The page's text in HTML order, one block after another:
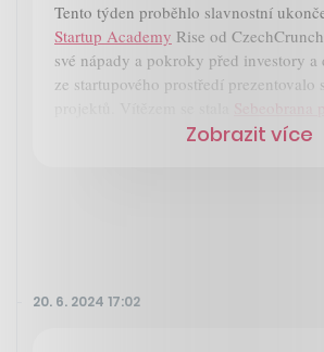
Tento týden proběhlo slavnostní
Startup Academy Rise od
své nápady a pokroky před investory a
ze startupového prostředí prezentovalo
Sebeobrana
Zobrazit více
20. 6. 2024 17:02